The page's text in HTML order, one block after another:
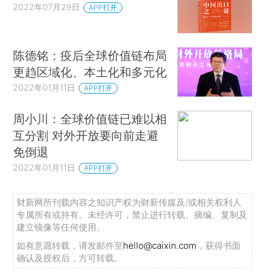
2022年07月29日 APP打开
陈德铭：疫后全球价值链布局
更趋区域化、本土化和多元化
2022年01月11日 APP打开
周小川：全球价值链已难以相
互分割 对外开放要向前走避
免倒退
2022年01月11日 APP打开
财新网所刊载内容之知识产权为财新传媒及/或相关权利人
专属所有或持有。未经许可，禁止进行转载、摘编、复制及
建立镜像等任何使用。
如有意愿转载，请发邮件至hello@caixin.com ，获得书面
确认及授权后，方可转载。